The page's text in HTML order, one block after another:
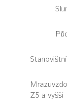
Z5 a vyšší